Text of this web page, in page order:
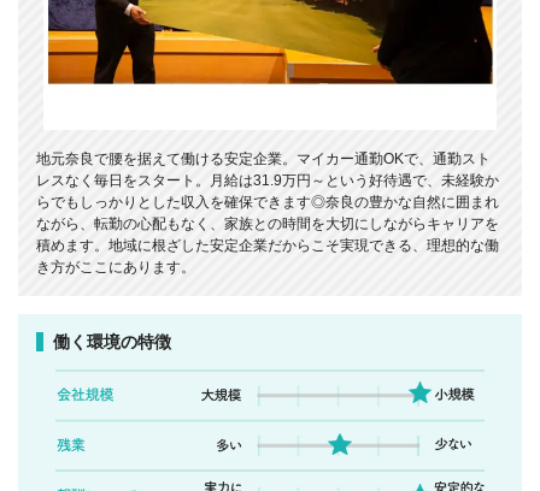
地元奈良で腰を据えて働ける安定企業。マイカー通勤OKで、通勤スト
レスなく毎日をスタート。月給は31.9万円～という好待遇で、未経験か
らでもしっかりとした収入を確保できます◎奈良の豊かな自然に囲まれ
ながら、転勤の心配もなく、家族との時間を大切にしながらキャリアを
積めます。地域に根ざした安定企業だからこそ実現できる、理想的な働
き方がここにあります。
働く環境の特徴